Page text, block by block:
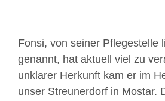
Fonsi, von seiner Pflegestelle
genannt, hat aktuell viel zu
unklarer Herkunft kam er im
unser Streunerdorf in Mostar.